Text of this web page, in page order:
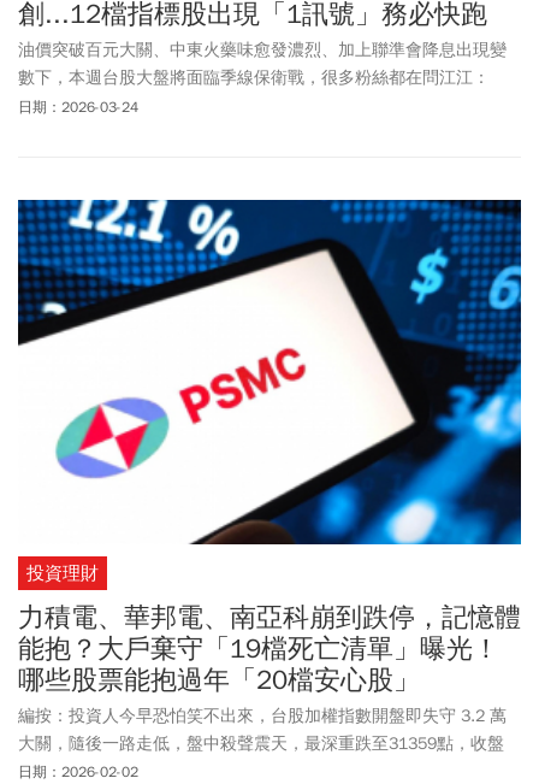
創...12檔指標股出現「1訊號」務必快跑
油價突破百元大關、中東火藥味愈發濃烈、加上聯準會降息出現變
數下，本週台股大盤將面臨季線保衛戰，很多粉絲都在問江江：
「現在是不是該跑一趟、先空手觀望？」而江江只有一句話：「暴
日期：2026-03-24
投資理財
力積電、華邦電、南亞科崩到跌停，記憶體
能抱？大戶棄守「19檔死亡清單」曝光！
哪些股票能抱過年「20檔安心股」
編按：投資人今早恐怕笑不出來，台股加權指數開盤即失守 3.2 萬
大關，隨後一路走低，盤中殺聲震天，最深重跌至31359點，收盤
31624點。、觀察盤面熱點，記憶體三雄成為殺盤重心，力積電
日期：2026-02-02